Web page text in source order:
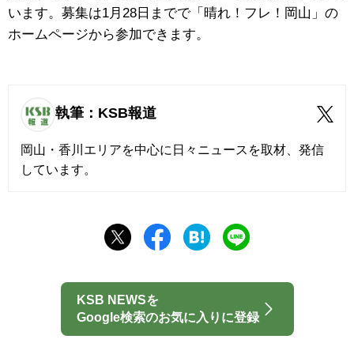
います。募集は1月28日までで「晴れ！フレ！岡山」の
ホームページから参加できます。
執筆：KSB報道
岡山・香川エリアを中心に日々ニュースを取材、発信
しています。
KSB NEWSを
Google検索のお気に入りに登録